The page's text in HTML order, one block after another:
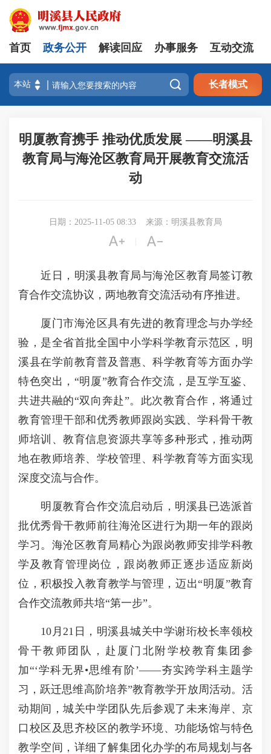
首页 政务公开 解读回应 办事服务 互动交流
 长者模式
明厦教育携手 推动优质发展 ——明溪县
教育局与海沧区教育局开展教育交流活
动
日期：2025-11-05 08:33 来源：明溪县教育局
 
近日，明溪县教育局与海沧区教育局签订教
育合作交流协议，两地教育交流活动有序推进。
厦门市海沧区具有先进的教育理念与办学经
验，是全省首批全国中小学科学教育示范区，明
溪县在学前教育普及普惠、科学教育等方面办学
特色突出，“明厦”教育合作交流，是互学互鉴、
共进共融的“双向奔赴”。此次教育合作，将通过
教育管理干部和优秀教师跟岗实践、学科骨干教
师培训、教育信息资源共享等多种形式，推动两
地在教师培养、学校管理、科学教育等方面实现
深度交流与合作。
明厦教育合作交流启动后，明溪县已选派首
批优秀骨干教师前往海沧区进行为期一年的跟岗
学习。海沧区教育局精心为跟岗教师安排学科教
学及教育管理岗位，跟岗教师正逐步适应新岗
位，积极投入教育教学与管理，迈出“明厦”教育
合作交流教师共培“第一步”。
10月21日，明溪县城关中学谢珩校长率领校
骨干教师团队，赴厦门北附学校教育集团参
加“‘学科无界•思维有阶’——夯实跨学科主题学
习，跃迁思维高阶培养”教育教学开放周活动。活
动期间，城关中学团队先后参观了未来海岸、京
口校区及思齐校区的教学环境、功能场馆与特色
教学空间，详细了解集团化办学的布局规划与各